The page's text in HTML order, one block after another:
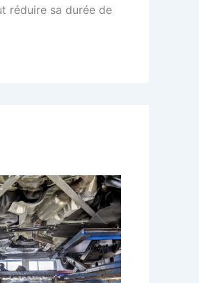
réduire sa durée de